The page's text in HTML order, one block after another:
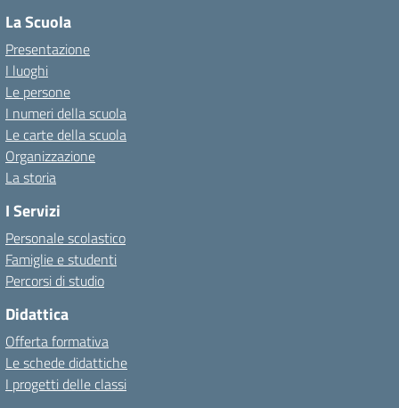
La Scuola
Presentazione
I luoghi
Le persone
I numeri della scuola
Le carte della scuola
Organizzazione
La storia
I Servizi
Personale scolastico
Famiglie e studenti
Percorsi di studio
Didattica
Offerta formativa
Le schede didattiche
I progetti delle classi